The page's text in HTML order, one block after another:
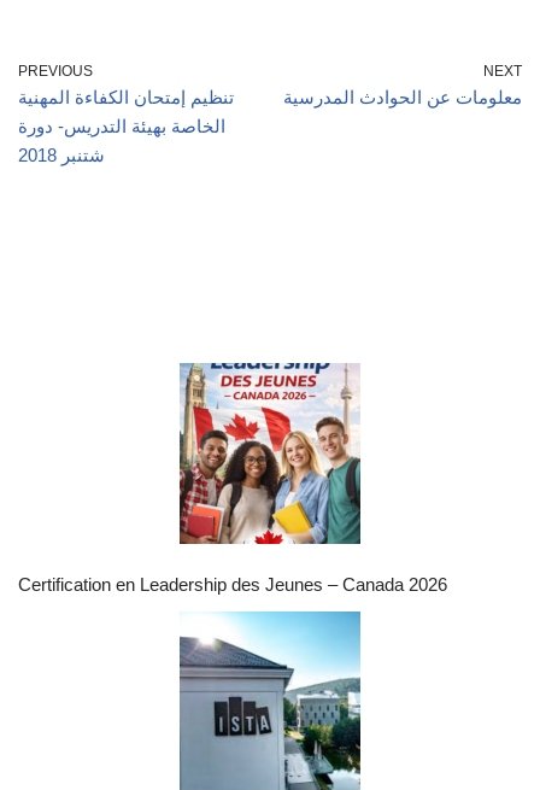
PREVIOUS
تنظيم إمتحان الكفاءة المهنية
الخاصة بهيئة التدريس- دورة
شتنبر 2018
NEXT
معلومات عن الحوادث المدرسية
Certification en Leadership des Jeunes – Canada 2026